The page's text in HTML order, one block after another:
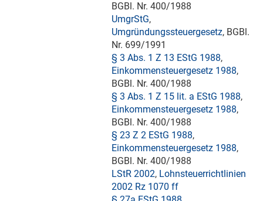
BGBl. Nr. 400/1988
UmgrStG,
Umgründungssteuergesetz, BGBl.
Nr. 699/1991
§ 3 Abs. 1 Z 13 EStG 1988,
Einkommensteuergesetz 1988,
BGBl. Nr. 400/1988
§ 3 Abs. 1 Z 15 lit. a EStG 1988,
Einkommensteuergesetz 1988,
BGBl. Nr. 400/1988
§ 23 Z 2 EStG 1988,
Einkommensteuergesetz 1988,
BGBl. Nr. 400/1988
LStR 2002, Lohnsteuerrichtlinien
2002 Rz 1070 ff